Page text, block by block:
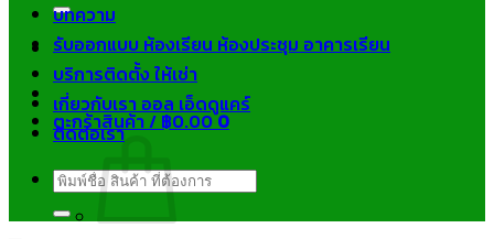
ตะกร้าสินค้า /฿0.000
บทความ
รับออกแบบ ห้องเรียน ห้องประชุม อาคารเรียน
บริการติดตั้ง ให้เช่า
เกี่ยวกับเรา ออล เอ็ดดูแคร์
ติดต่อเรา
ค้นหา: